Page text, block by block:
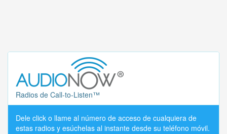
Radios de Call-to-Listen™
Dele click o llame al número de acceso de cualquiera de
estas radios y esúchelas al instante desde su teléfono móvil.